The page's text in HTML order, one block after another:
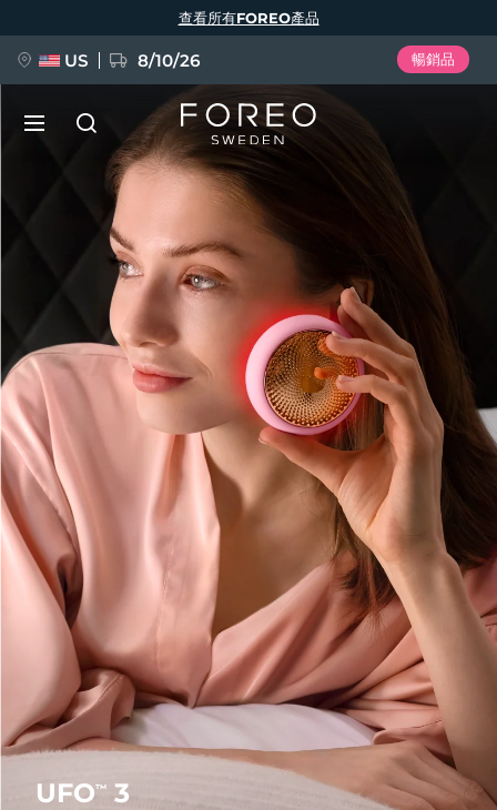
UFO™ 3
查看所有FOREO產品
US 8/10/26 暢銷品
FAQ™ Pure Beauty-Tech Elixir
BREAKING NEWS
issa™ Teeth Whitening Set
FAQ™ Dual LED Panel
熱門產品
特別優惠
Deutsch
Español
Français
Italiano
Português
Polski
Svenska
Русский
Türkçe
简体中文 繁體中文
發貨國家
美國 預計送達日期 8/10/26
英國 預計送達日期 8/9/26
西班牙 預計送達日期8/9/26
澳洲 預計送達日期8/12/26
預計送達日期8/9/26